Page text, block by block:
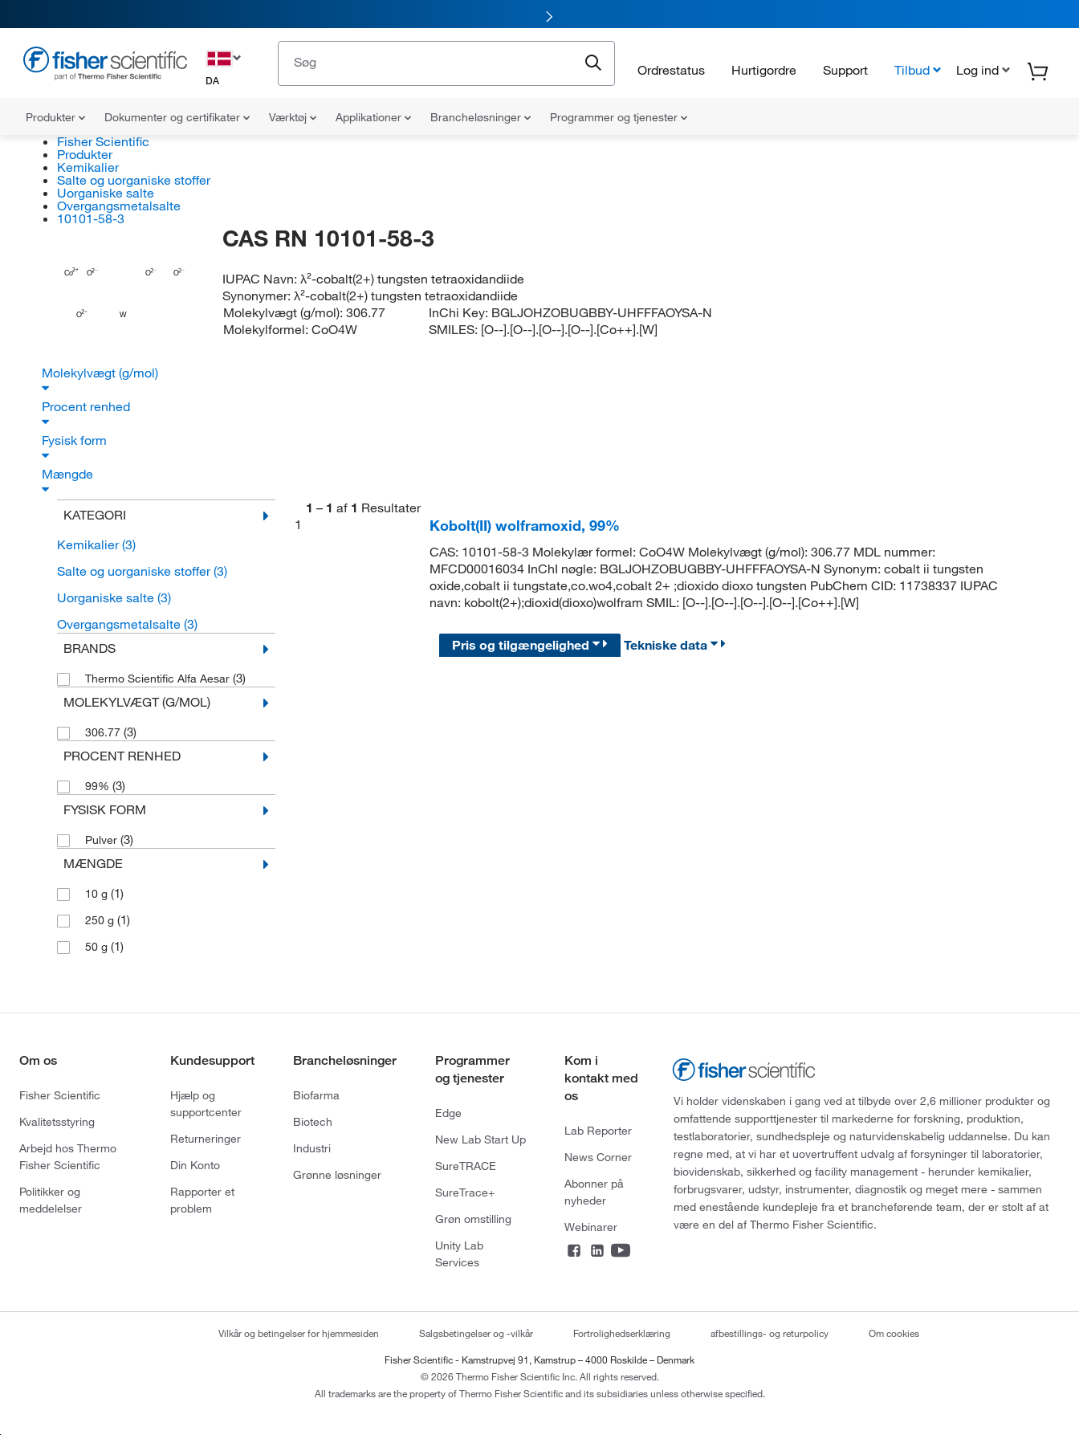
DA
Ordrestatus Hurtigordre Support Tilbud Log ind
Produkter Dokumenter og certifikater Værktøj Applikationer Brancheløsninger Programmer og tjenester
Fisher Scientific
Produkter
Kemikalier
Salte og uorganiske stoffer
Uorganiske salte
Overgangsmetalsalte
10101-58-3
O O O
O
Co
W
CAS RN 10101-58-3
IUPAC Navn:λ²-cobalt(2+) tungsten tetraoxidandiide
Synonymer:λ²-cobalt(2+) tungsten tetraoxidandiide
Molekylvægt (g/mol): 306.77
Molekylformel: CoO4W
InChi Key: BGLJOHZOBUGBBY-UHFFFAOYSA-N
SMILES: [O--].[O--].[O--].[O--].[Co++].[W]
Molekylvægt (g/mol)
Procent renhed
Fysisk form
Mængde
KATEGORI
Kemikalier(3)
Salte og uorganiske stoffer(3)
Uorganiske salte (3)
Overgangsmetalsalte (3)
BRANDS
Thermo Scientific Alfa Aesar (3)
MOLEKYLVÆGT (G/MOL)
306.77 (3)
PROCENT RENHED
99% (3)
FYSISK FORM
Pulver (3)
MÆNGDE
10 g (1)
250 g (1)
50 g (1)
1 – 1 af 1 Resultater
1
Kobolt(II) wolframoxid, 99%
CAS: 10101-58-3 Molekylær formel: CoO4W Molekylvægt (g/mol): 306.77 MDL nummer:
MFCD00016034 InChI nøgle: BGLJOHZOBUGBBY-UHFFFAOYSA-N Synonym: cobalt ii tungsten
oxide,cobalt ii tungstate,co.wo4,cobalt 2+ ;dioxido dioxo tungsten PubChem CID: 11738337 IUPAC
navn: kobolt(2+);dioxid(dioxo)wolfram SMIL: [O--].[O--].[O--].[O--].[Co++].[W]
Pris og tilgængelighed Tekniske data
Om os
Fisher Scientific
Kvalitetsstyring
Arbejd hos Thermo
Fisher Scientific
Politikker og
meddelelser
Kundesupport
Hjælp og
supportcenter
Returneringer
Din Konto
Rapporter et
problem
Brancheløsninger
Biofarma
Biotech
Industri
Grønne løsninger
Programmer
og tjenester
Edge
New Lab Start Up
SureTRACE
SureTrace+
Grøn omstilling
Unity Lab
Services
Kom i
kontakt med
os
Lab Reporter
News Corner
Abonner på
nyheder
Webinarer
Vi holder videnskaben i gang ved at tilbyde over 2,6 millioner produkter og
omfattende supporttjenester til markederne for forskning, produktion,
testlaboratorier, sundhedspleje og naturvidenskabelig uddannelse. Du kan
regne med, at vi har et uovertruffent udvalg af forsyninger til laboratorier,
biovidenskab, sikkerhed og facility management - herunder kemikalier,
forbrugsvarer, udstyr, instrumenter, diagnostik og meget mere - sammen
med enestående kundepleje fra et brancheførende team, der er stolt af at
være en del af Thermo Fisher Scientific.
Vilkår og betingelser for hjemmesiden Salgsbetingelser og -vilkår Fortrolighedserklæring afbestillings- og returpolicy Om cookies
Fisher Scientific - Kamstrupvej 91, Kamstrup – 4000 Roskilde – Denmark
© 2026 Thermo Fisher Scientific Inc. All rights reserved.
All trademarks are the property of Thermo Fisher Scientific and its subsidiaries unless otherwise specified.